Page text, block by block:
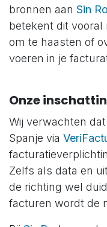
bronnen aan Sin
betekent dit
om te haasten of
voeren in je
Onze
Wij verwachten
Spanje via
Zelfs als data en
de richting wel
facturen wordt de